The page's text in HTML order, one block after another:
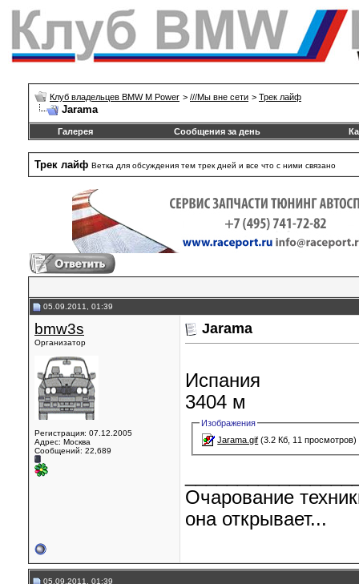
Клуб владельцев BMW M Power > ///Mы вне сети > Трек лайф
Jarama
Галерея Сообщения за день
Трек лайф Ветка для обсуждения тем трек дней и все что с ними связано
05.09.2011, 01:39
bmw3s
Организатор
Регистрация: 07.12.2005
Адрес: Москва
Сообщений: 22,689
Jarama
Испания
3404 м
Изображения
Jarama.gif (3.2 Кб, 11 просмотров)
Очарование
она открывает...
05.09.2011, 01:39